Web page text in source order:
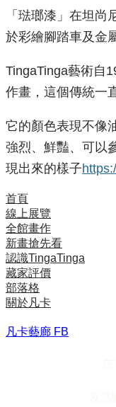
「琺瑯漆」在坦
於彩繪腳踏車及金
TingaTinga藝術自
作畫，這個傳統一
它的顏色表現不像
強烈、鮮豔、可以
現出來的樣子
首頁
線上展覽
全館畫作
新畫搶先看
認識TingaTinga
藏家評價
部落格
關於凡卡
凡卡藝廊 FB